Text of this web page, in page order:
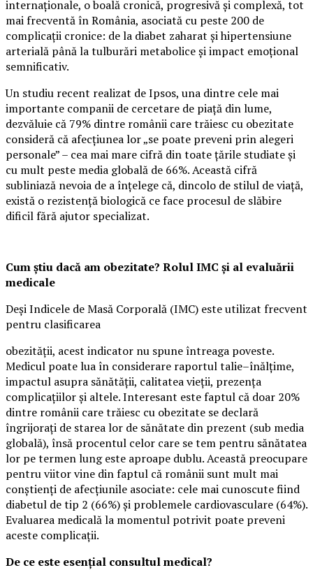
internaționale, o boală cronică, progresivă și complexă, tot
mai frecventă în România, asociată cu peste 200 de
complicații cronice: de la diabet zaharat și hipertensiune
arterială până la tulburări metabolice și impact emoțional
semnificativ.
Un studiu recent realizat de Ipsos, una dintre cele mai
importante companii de cercetare de piață din lume,
dezvăluie că 79% dintre românii care trăiesc cu obezitate
consideră că afecțiunea lor „se poate preveni prin alegeri
personale” – cea mai mare cifră din toate țările studiate și
cu mult peste media globală de 66%. Această cifră
subliniază nevoia de a înțelege că, dincolo de stilul de viață,
există o rezistență biologică ce face procesul de slăbire
dificil fără ajutor specializat.
Cum știu dacă am obezitate? Rolul IMC și al evaluării
medicale
Deși Indicele de Masă Corporală (IMC) este utilizat frecvent
pentru clasificarea
obezității, acest indicator nu spune întreaga poveste.
Medicul poate lua în considerare raportul talie–înălțime,
impactul asupra sănătății, calitatea vieții, prezența
complicațiilor și altele. Interesant este faptul că doar 20%
dintre românii care trăiesc cu obezitate se declară
îngrijorați de starea lor de sănătate din prezent (sub media
globală), însă procentul celor care se tem pentru sănătatea
lor pe termen lung este aproape dublu. Această preocupare
pentru viitor vine din faptul că românii sunt mult mai
conștienți de afecțiunile asociate: cele mai cunoscute fiind
diabetul de tip 2 (66%) și problemele cardiovasculare (64%).
Evaluarea medicală la momentul potrivit poate preveni
aceste complicații.
De ce este esențial consultul medical?